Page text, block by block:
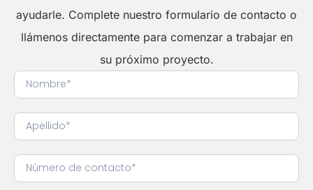
ayudarle. Complete nuestro formulario de contacto o
llámenos directamente para comenzar a trabajar en
su próximo proyecto.